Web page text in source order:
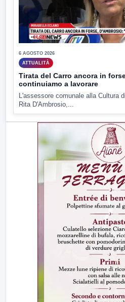
6 AGOSTO 2026
ATTUALITÀ
Tirata del Carro ancora in
continuiamo a lavorare
L'assessore comunale alla Cultura
Rita D'Ambrosio,...